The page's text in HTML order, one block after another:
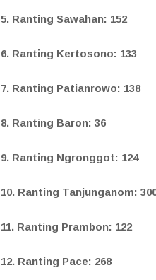
5. Ranting Sawahan: 152
6. Ranting Kertosono: 133
7. Ranting Patianrowo: 138
8. Ranting Baron: 36
9. Ranting Ngronggot: 124
10. Ranting Tanjunganom:
11. Ranting Prambon: 122
12. Ranting Pace: 268